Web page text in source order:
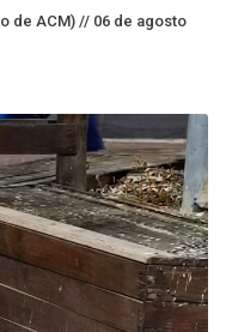
de ACM) // 06 de agosto